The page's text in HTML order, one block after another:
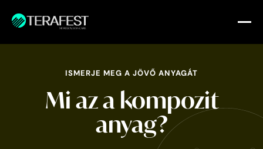
ISMERJE MEG A JÖVŐ ANYAGÁT
Mi az a kompozit
anyag?